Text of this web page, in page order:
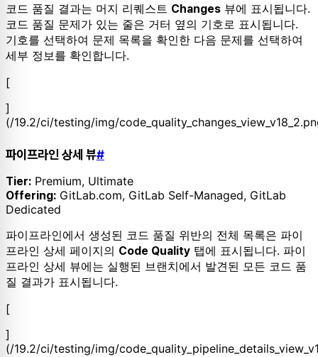
코드 품질 결과는 머지 리퀘스트 Changes 뷰에 표시됩니다.
코드 품질 문제가 있는 줄은 거터 옆의 기호로 표시됩니다.
기호를 선택하여 문제 목록을 확인한 다음 문제를 선택하여
세부 정보를 확인합니다.
[
]
(/19.2/ci/testing/img/
파이프라인 상세 뷰#
Tier: Premium, Ultimate
Offering: GitLab.com, GitLab Self-Managed, GitLab
Dedicated
파이프라인에서 생성된 코드 품질 위반의 전체 목록은 파이
프라인 상세 페이지의 Code Quality 탭에 표시됩니다. 파이
프라인 상세 뷰에는 실행된 브랜치에서 발견된 모든 코드 품
질 결과가 표시됩니다.
[
]
(/19.2/ci/testing/img/